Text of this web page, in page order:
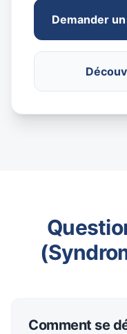
Demander
Comment se